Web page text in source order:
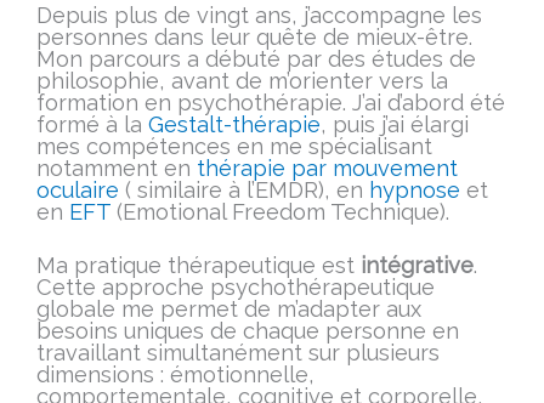
Depuis plus de vingt ans, j’accompagne les
personnes dans leur quête de mieux-être.
Mon parcours a débuté par des études de
philosophie, avant de m’orienter vers la
formation en psychothérapie. J’ai d’abord été
formé à la Gestalt-thérapie, puis j’ai élargi
mes compétences en me spécialisant
notamment en thérapie par mouvement
oculaire ( similaire à l’EMDR), en hypnose et
en EFT (Emotional Freedom Technique).
Ma pratique thérapeutique est intégrative.
Cette approche psychothérapeutique
globale me permet de m’adapter aux
besoins uniques de chaque personne en
travaillant simultanément sur plusieurs
dimensions : émotionnelle,
comportementale, cognitive et corporelle,